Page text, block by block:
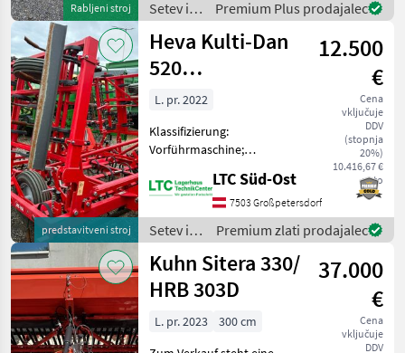
Rabljeni stroj
Nachläufer star
Setev in
nega /
Grabner
Premium Plus prodajalec
predstavitveni stroj
Heva Kulti-Dan
520
Saatbeetkombi
12.500
€
Cena
vključuje
DDV
(stopnja
20%)
10.416,67 €
neto
L. pr. 2022
Klassifizierung:
Vorführmaschine;
Seriennummer/Fahrgestellnummer:
36841; Nettogewicht (kg):
850; Arbeitsbreite: 5.2;
Walzentyp: Doppelwalze;
Klappvorrichtung: Ja; Fe
LTC Süd-Ost
7503 Großpetersdorf
Setev in
nega /
Heva
Premium zlati prodajalec
Kuhn Sitera 330/
HRB 303D
37.000
€
Cena
vključuje
DDV
L. pr. 2023
300 cm